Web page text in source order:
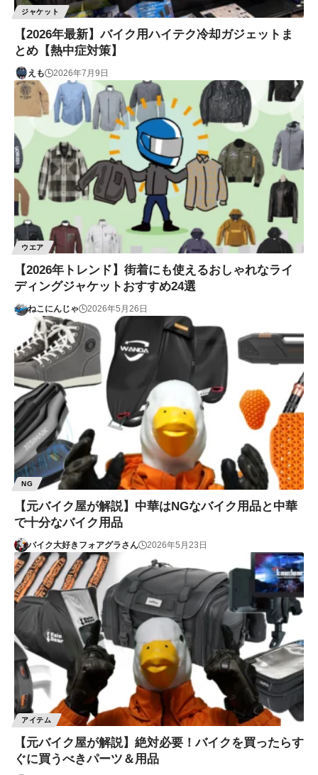
ジャケット
【2026年最新】バイク用ハイテク冷却ガジェットま
とめ【熱中症対策】
えも 2026年7月9日
ウエア
【2026年トレンド】街着にも使えるおしゃれなライ
ディングジャケットおすすめ24選
ねこにんじゃ 2026年5月26日
NG
【元バイク屋が解説】中華はNGなバイク用品と中華
で十分なバイク用品
バイク大好きフォアグラさん 2026年5月23日
アイテム
【元バイク屋が解説】絶対必要！バイクを買ったらす
ぐに買うべきパーツ＆用品